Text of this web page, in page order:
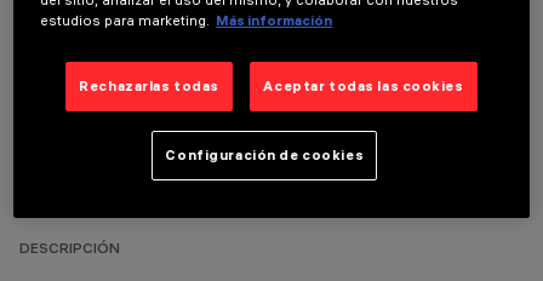
DATOS TÉCNICOS
DESCRIPCIÓN
estudios para marketing.
Más información
Rechazarlas todas Aceptar todas las cookies
Configuración de cookies